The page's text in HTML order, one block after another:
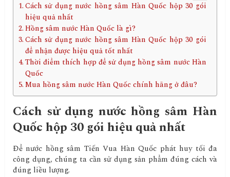
Cách sử dụng nước hồng sâm Hàn Quốc hộp 30 gói
hiệu quả nhất
Hồng sâm nước Hàn Quốc là gì?
Cách sử dụng nước hồng sâm Hàn Quốc hộp 30 gói
để nhận được hiệu quả tốt nhất
Thời điểm thích hợp để sử dụng hồng sâm nước Hàn
Quốc
Mua hồng sâm nước Hàn Quốc chính hãng ở đâu?
Cách sử dụng nước hồng sâm Hàn
Quốc hộp 30 gói hiệu quả nhất
Để nước hồng sâm Tiến Vua Hàn Quốc phát huy tối đa
công dụng, chúng ta cần sử dụng sản phẩm đúng cách và
đúng liều lượng.